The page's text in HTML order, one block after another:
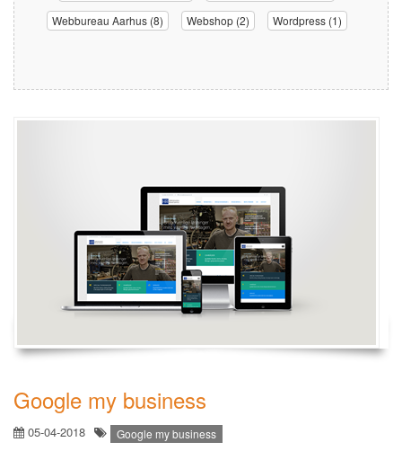
Webbureau Aarhus (8)
Webshop (2) Wordpress (1)
Google my business
05-04-2018 Google my business